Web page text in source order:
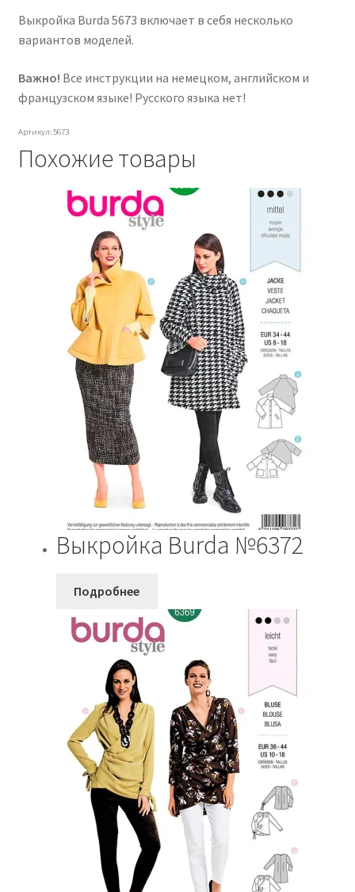
Выкройка Burda 5673 включает в себя несколько
вариантов моделей.
Важно! Все инструкции на немецком, английском и
французском языке! Русского языка нет!
Артикул: 5673
Похожие товары
Выкройка Burda №6372
Подробнее